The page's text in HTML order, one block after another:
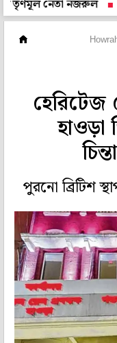
নেতা নজরুল
প্রাক্তন
হেরিটেজ
হাওড়া
পুরনো ব্রিটিশ